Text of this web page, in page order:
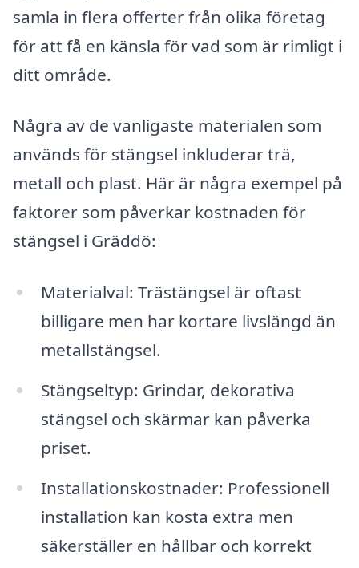
samla in flera offerter från olika företag
för att få en känsla för vad som är rimligt i
ditt område.
Några av de vanligaste materialen som
används för stängsel inkluderar trä,
metall och plast. Här är några exempel på
faktorer som påverkar kostnaden för
stängsel i Gräddö:
Materialval: Trästängsel är oftast
billigare men har kortare livslängd än
metallstängsel.
Stängseltyp: Grindar, dekorativa
stängsel och skärmar kan påverka
priset.
Installationskostnader: Professionell
installation kan kosta extra men
säkerställer en hållbar och korrekt